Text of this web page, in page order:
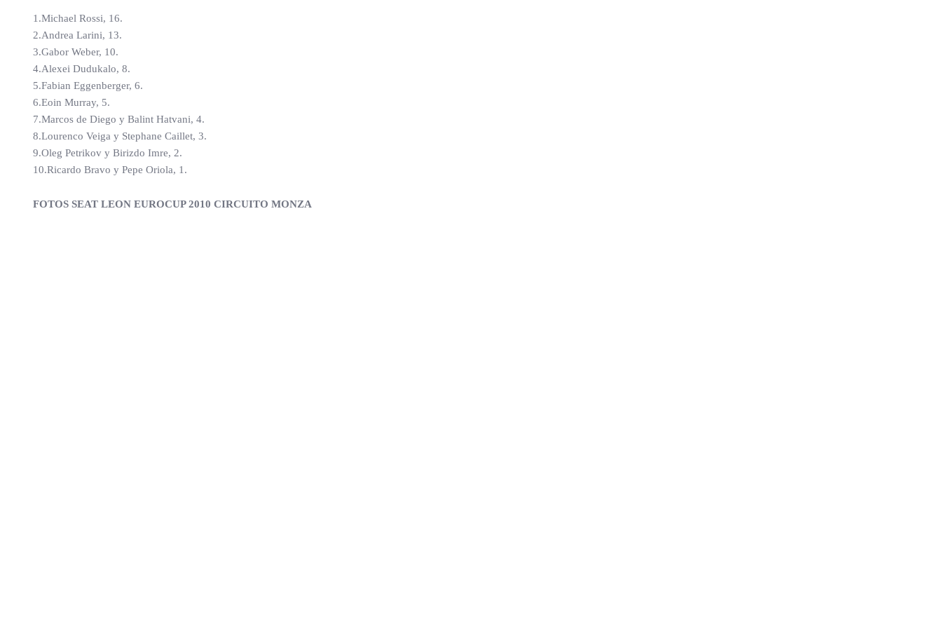
1.Michael Rossi, 16.
2.Andrea Larini, 13.
3.Gabor Weber, 10.
4.Alexei Dudukalo, 8.
5.Fabian Eggenberger, 6.
6.Eoin Murray, 5.
7.Marcos de Diego y Balint Hatvani, 4.
8.Lourenco Veiga y Stephane Caillet, 3.
9.Oleg Petrikov y Birizdo Imre, 2.
10.Ricardo Bravo y Pepe Oriola, 1.
FOTOS SEAT LEON EUROCUP 2010 CIRCUITO MONZA